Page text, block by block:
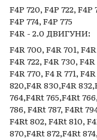
F4P 720, F4P 722, F4P
F4P 774, F4P 775
F4R - 2.0 ДВИГУНИ:
F4R 700, F4R 701,
F4R 722, F4R 730,
F4R 770, F4 R 771,
820,F4R 830,F4R
764,F4Rt 765,F4Rt
786, F4Rt 787, F4Rt
F4Rt 802, F4Rt 810,
870,F4Rt 872,F4Rt